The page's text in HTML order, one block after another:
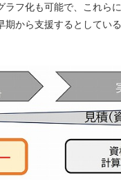
フ化も可能で、これら
期から支援するとしてい